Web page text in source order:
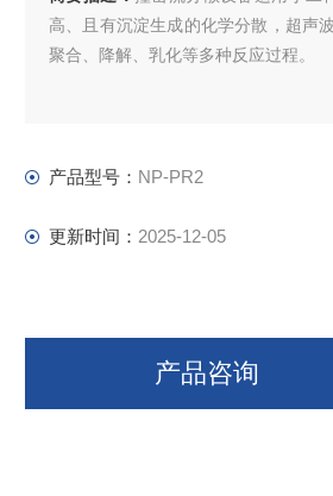
高、且有沉淀生成的化学分散，超声
聚合、降解、乳化等多种反应过程。
产品型号： NP-PR2
更新时间： 2025-12-05
产品咨询